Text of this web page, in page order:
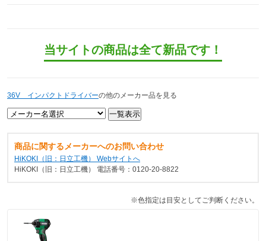
当サイトの商品は全て新品です！
36V インパクトドライバーの他のメーカー品を見る
商品に関するメーカーへのお問い合わせ
HiKOKI（旧：日立工機） Webサイトへ
HiKOKI（旧：日立工機） 電話番号：0120-20-8822
※色指定は目安としてご判断ください。